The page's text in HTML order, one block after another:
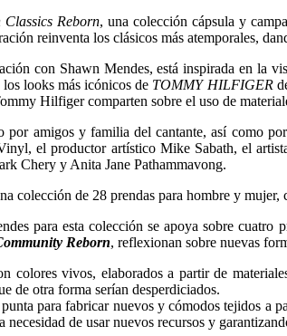
Classics Reborn, una colección cápsula y
reinventa los clásicos más atemporales,
con Shawn Mendes, está inspirada en la
looks más icónicos de TOMMY HILFIGER
Hilfiger comparten sobre el uso de
amigos y familia del cantante, así como
el productor artístico Mike Sabath, el
Chery y Anita Jane Pathammavong.
colección de 28 prendas para hombre y mujer,
para esta colección se apoya sobre cuatro
Reborn, reflexionan sobre nuevas
colores vivos, elaborados a partir de
de otra forma serían desperdiciados.
para fabricar nuevos y cómodos tejidos a
de usar nuevos recursos y